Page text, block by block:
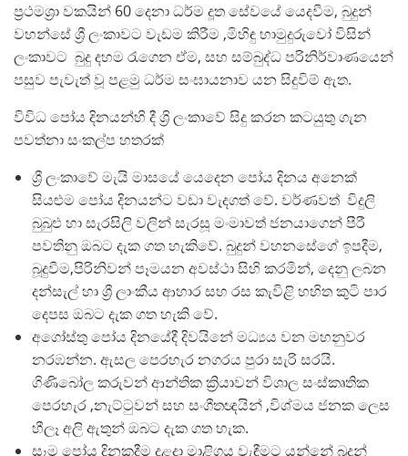
ප්‍රථමශ්‍රා වකයින් 60 දෙනා ධර්ම දූත සේවයේ යෙදවීම, බුදුන්
වහන්සේ ශ්‍රී ලංකාවට වැඩම කිරීම ,මිහිඳු හාමුදුරුවෝ විසින්
ලංකාවට බුදු දහම රැගෙන ඒම, සහ සම්බුද්ධ පරිනිර්වාණයෙන්
පසුව පැවැත් වූ පළමු ධර්ම සංඝායනාව යන සිදුවිම් ඇත.
විවිධ පෝය දිනයන්හි දී ශ්‍රි ලංකාවේ සිදු කරන කටයුතු ගැන
පවත්නා සංකල්ප හතරක්
ශ්‍රී ලංකාවේ මැයි මාසයේ යෙදෙන පෝය දිනය අනෙක්
සියළුම පෝය දිනයන්ට වඩා වැදගත් වේ. වර්ණවත් විදුලි
බුබුළු හා සැරසිලි වලින් සැරසූ මංමාවත් ජනයාගෙන් පීරී
පවතිනු ඔබට දැක ගත හැකිවේ. බුදුන් වහනසේගේ ඉපදීම,
බූදුවීම,පිරිනිවන් පෑමයන අවස්ථා සිහි කරමින්, දෙනු ලබන
දන්සැල් හා ශ්‍රී ලාංකීය ආහාර සහ රස කැවිළි හහිත කුටි පාර
දෙපස ඔබට දැක ගත හැකි වේ.
අගෝස්තු පෝය දිනයේදී දිවයිනේ මධ්‍යය වන මහනුවර
නරඹන්න. ඇසල පෙරහැර නගරය පුරා සැරි සරයි.
ගිණිබෝල කරුවන් ආන්තික ක්‍රියාවන් විශාල සංස්කෘතික
පෙරහැර ,නැට්ටුවන් සහ සංගීතඥයින් ,විශ්මය ජනක ලෙස
හීලෑ අලි ඇතුන් ඔබට දැක ගත හැක.
සෑම පෝය දිනකදීම දළදා මාළිගය වැඳීමට යන්නේ බුදුන්